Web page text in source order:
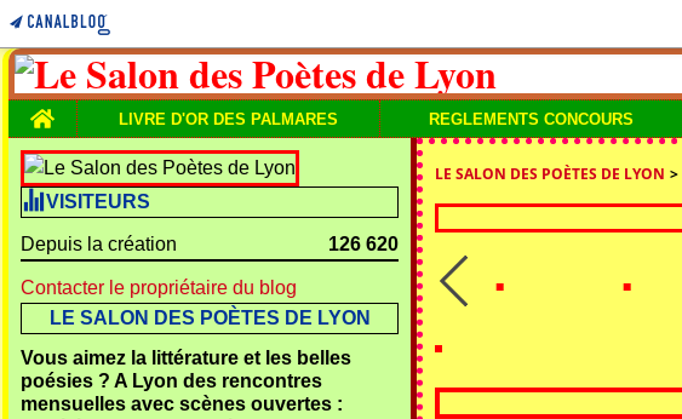
Home
LIVRE D'OR DES PALMARES REGLEMENTS CONCOURS
VISITEURS
Depuis la création 126 620
Contacter le propriétaire du blog
LE SALON DES POÈTES DE LYON
Vous aimez la littérature et les belles
poésies ? A Lyon des rencontres
mensuelles avec scènes ouvertes :
LE SALON DES POÈTES DE LYON >